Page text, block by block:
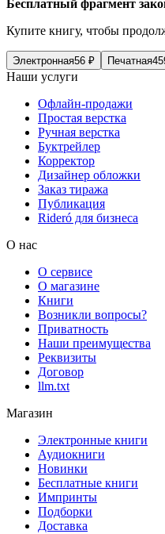
Бесплатный фрагмент
Купите книгу, чтобы
Электронная56 ₽ Печатная
Наши услуги
Офлайн-продажи
Простая верстка
Ручная верстка
Буктрейлер
Корректор
Дизайнер обложки
Заказ тиража
Публикация
Rideró для бизнеса
О нас
О сервисе
О магазине
Книги
Возникли вопросы?
Приватность
Наши преимущества
Реквизиты
Договор
llm.txt
Магазин
Электронные книги
Аудиокниги
Новинки
Бесплатные книги
Импринты
Подборки
Доставка